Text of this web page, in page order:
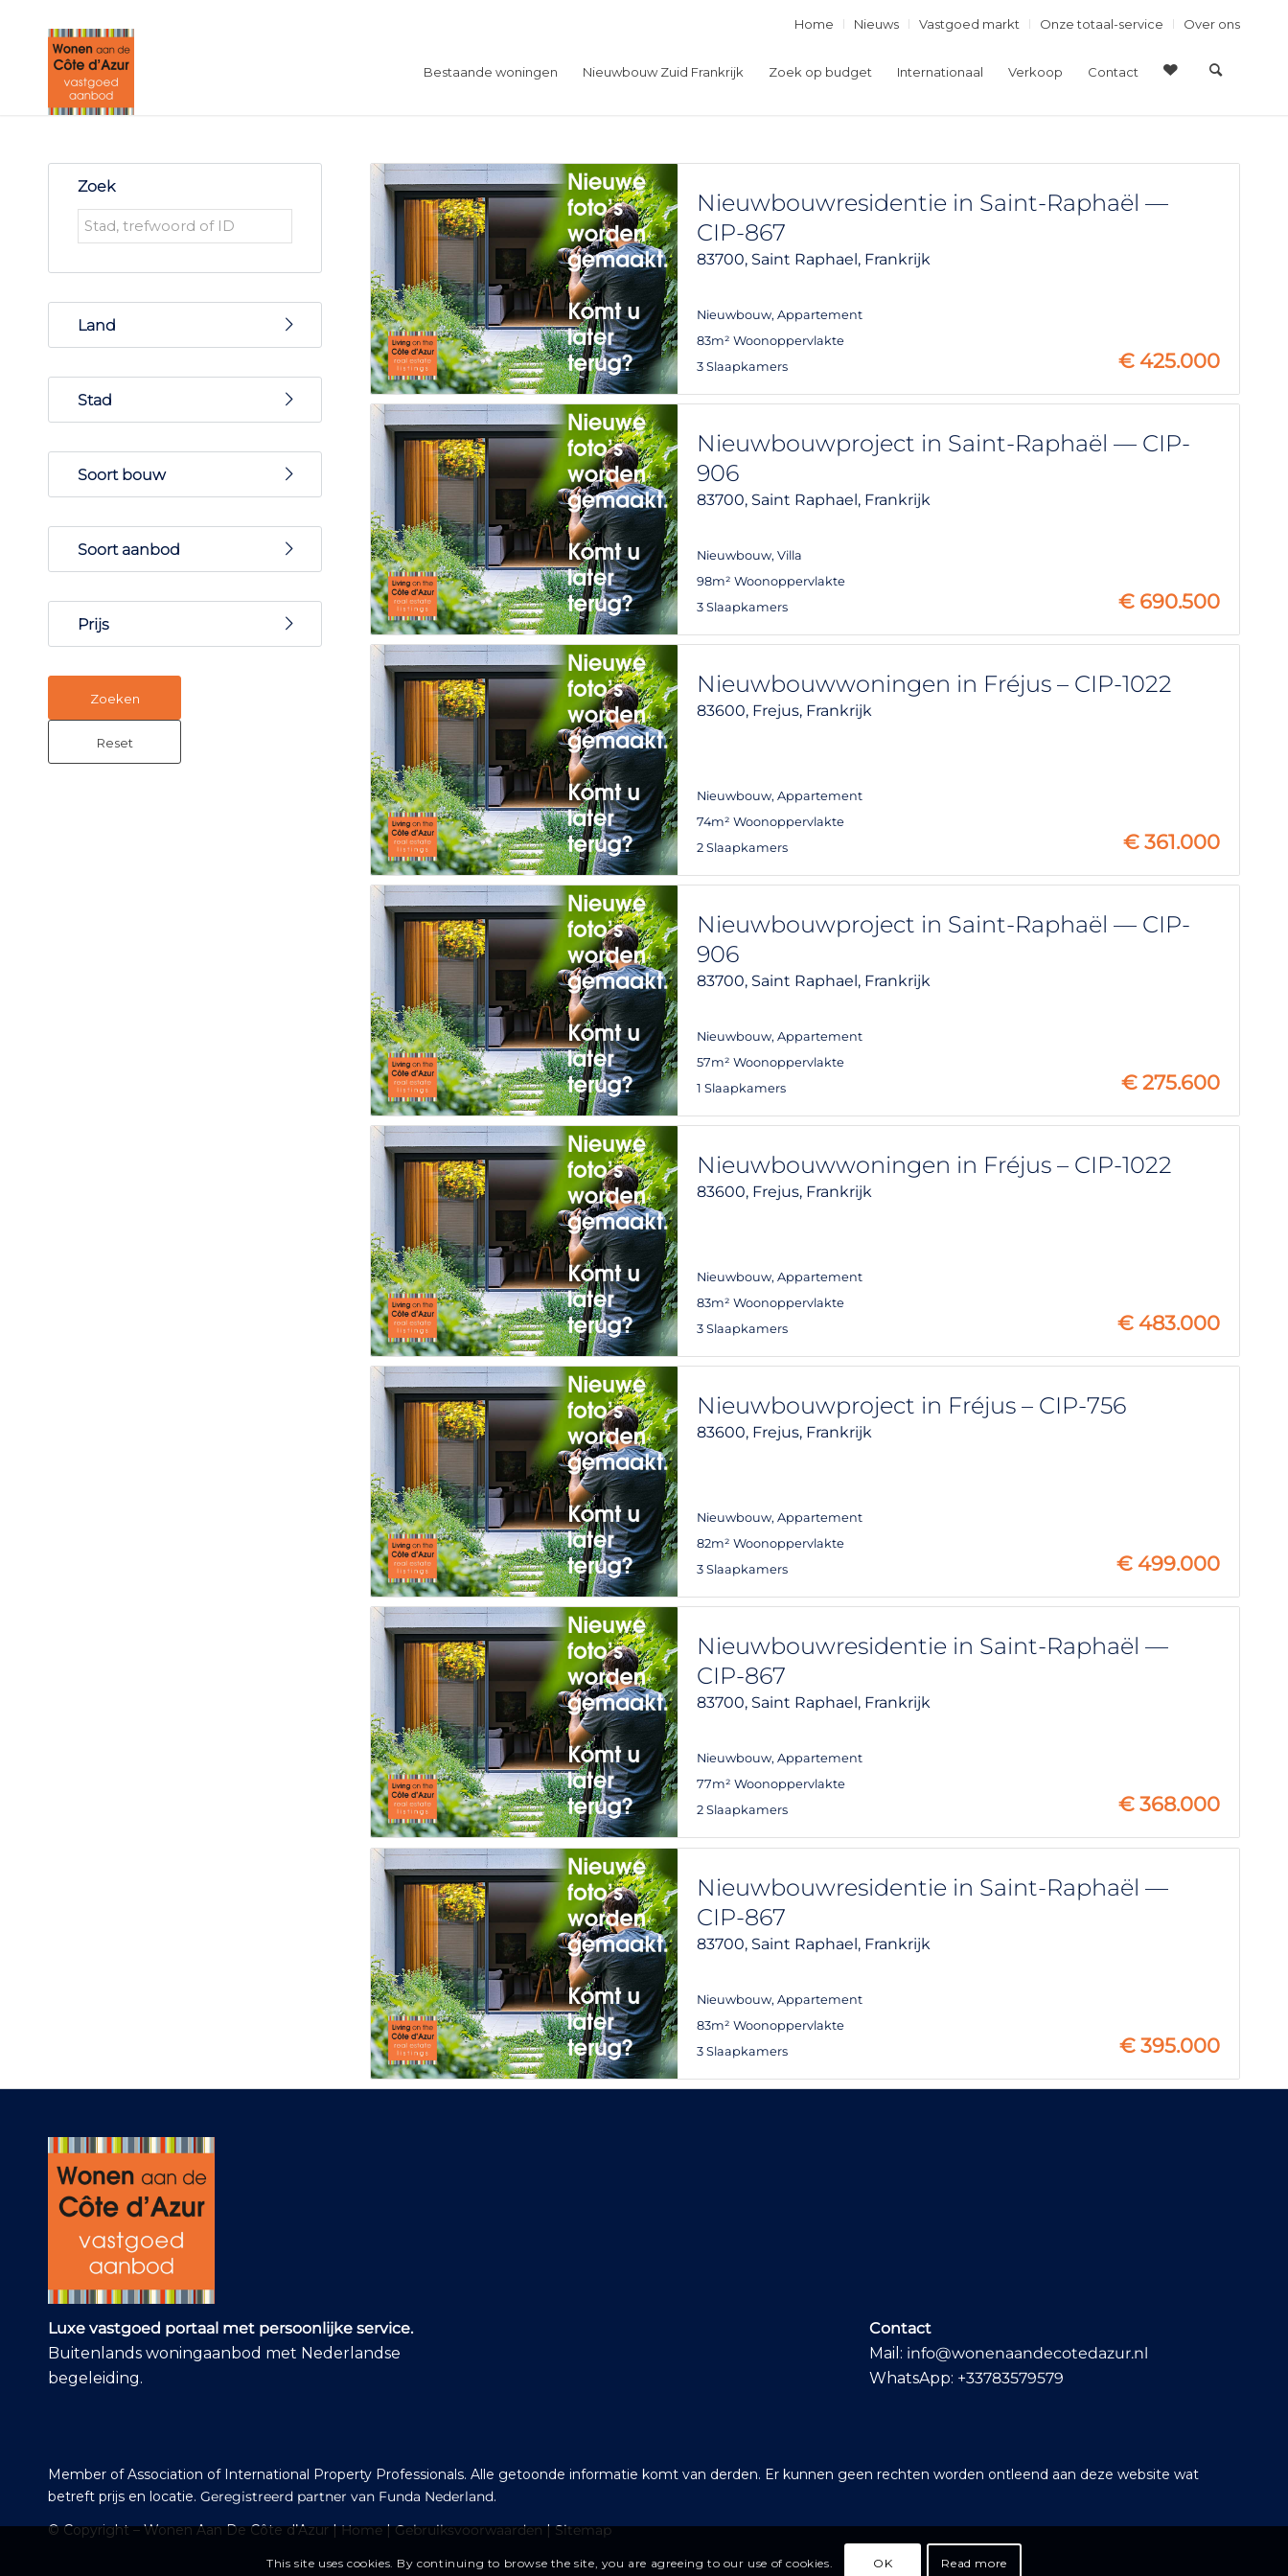
Home Nieuws Vastgoed markt Onze totaal-service Over ons
Bestaande woningen Nieuwbouw Zuid Frankrijk Zoek op budget Internationaal Verkoop Contact
Nieuwbouwresidentie in Saint-Raphaël —
CIP-867
83700, Saint Raphael, Frankrijk
Nieuwbouw, Appartement
83m² Woonoppervlakte
3 Slaapkamers
€ 425.000
Nieuwbouwproject in Saint-Raphaël — CIP-
906
83700, Saint Raphael, Frankrijk
Nieuwbouw, Villa
98m² Woonoppervlakte
3 Slaapkamers
€ 690.500
Nieuwbouwwoningen in Fréjus – CIP-1022
83600, Frejus, Frankrijk
Nieuwbouw, Appartement
74m² Woonoppervlakte
2 Slaapkamers
€ 361.000
Nieuwbouwproject in Saint-Raphaël — CIP-
906
83700, Saint Raphael, Frankrijk
Nieuwbouw, Appartement
57m² Woonoppervlakte
1 Slaapkamers
€ 275.600
Nieuwbouwwoningen in Fréjus – CIP-1022
83600, Frejus, Frankrijk
Nieuwbouw, Appartement
83m² Woonoppervlakte
3 Slaapkamers
€ 483.000
Nieuwbouwproject in Fréjus – CIP-756
83600, Frejus, Frankrijk
Nieuwbouw, Appartement
82m² Woonoppervlakte
3 Slaapkamers
€ 499.000
Nieuwbouwresidentie in Saint-Raphaël —
CIP-867
83700, Saint Raphael, Frankrijk
Nieuwbouw, Appartement
77m² Woonoppervlakte
2 Slaapkamers
€ 368.000
Nieuwbouwresidentie in Saint-Raphaël —
CIP-867
83700, Saint Raphael, Frankrijk
Nieuwbouw, Appartement
83m² Woonoppervlakte
3 Slaapkamers
€ 395.000
Zoek
Land
Stad
Saint Raphael
Soort bouw
Soort aanbod
Prijs
Luxe vastgoed portaal met persoonlijke service.
Buitenlands woningaanbod met Nederlandse
begeleiding.
Contact
Mail: info@wonenaandecotedazur.nl
WhatsApp: +33783579579
Member of Association of International Property Professionals. Alle getoonde informatie komt van derden. Er kunnen geen rechten worden ontleend aan deze website wat
betreft prijs en locatie. Geregistreerd partner van Funda Nederland.
© Copyright – Wonen Aan De Côte d’Azur |Home|Gebruiksvoorwaarden|Sitemap
This site uses cookies. By continuing to browse the site, you are agreeing to our use of cookies. OK Read more